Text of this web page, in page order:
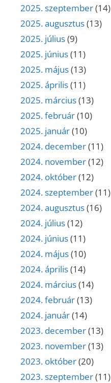
2025. szeptember(14)
2025. augusztus(13)
2025. július(9)
2025. június(11)
2025. május(13)
2025. április(11)
2025. március(13)
2025. február(10)
2025. január(10)
2024. december(11)
2024. november(12)
2024. október(12)
2024. szeptember(11)
2024. augusztus(16)
2024. július(12)
2024. június(11)
2024. május(10)
2024. április(14)
2024. március(14)
2024. február(13)
2024. január(14)
2023. december(13)
2023. november(13)
2023. október(20)
2023. szeptember(11)